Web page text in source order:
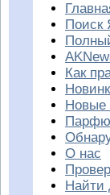
Поиск
Как
О нас
Найти